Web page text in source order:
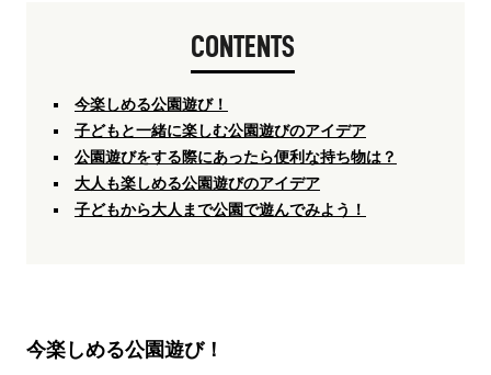
CONTENTS
今楽しめる公園遊び！
子どもと一緒に楽しむ公園遊びのアイデア
公園遊びをする際にあったら便利な持ち物は？
大人も楽しめる公園遊びのアイデア
子どもから大人まで公園で遊んでみよう！
今楽しめる公園遊び！